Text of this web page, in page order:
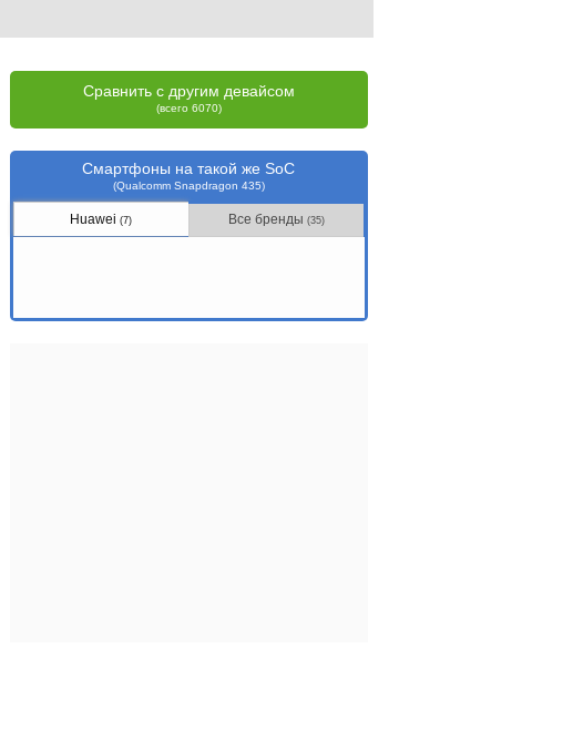
Сравнить с другим девайсом
(всего 6070)
Смартфоны на такой же SoC
(Qualcomm Snapdragon 435)
Huawei(7) Все бренды (35)